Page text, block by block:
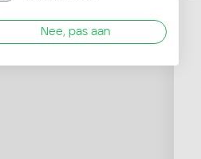
Nee, pas aan